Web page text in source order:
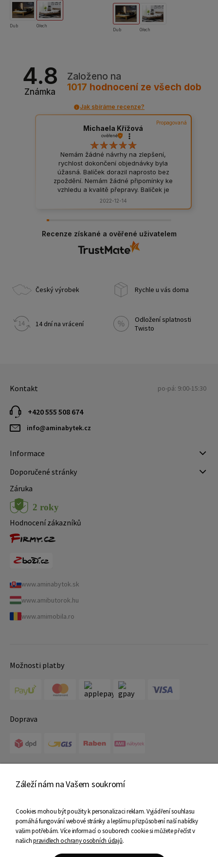
Dub Ořech
Dub Ořech
4.8
Známka
Založeno na
1017 hodnocení ze všech dob
Jak sbíráme recenze?
Propagovaná
Michaela Křížová
ověřené
Nemám žádné návrhy na zlepšení,
rychlost dokončení objednávky byla
úžasná. Balíček dorazil naprosto bez
zpoždění. Nemám žádné připomínky ke
vzhledu a kvalitě přepravy. Balíček je
bezvadně zabalený, odpovídá to jeho
obsahu. Všem známým jen doporučím.
2022-12-14
Recenze získané a ověřené uživatelem
Český výrobek Rychle u vás doma
14 dní na vrácení
Odložení splatnosti
Twisto
Kontakt po-pá: 9:00-15:30
+420 555 508 674
info@aminabytek.cz
Informace
Doporučené stránky
Záruka
Hodnocení zákazníků
www.aminabytok.sk
www.amibutorok.hu
www.amimobila.ro
Možnosti platby
Doprava
Copyright © 2025 Ami Nábytek - Všechna práva vyhrazena
Záleží nám na Vašem soukromí
Cookies mohou být použity k personalizaci reklam. Vyjádření souhlasu
pomáhá fungování webové stránky a lepšímu přizpůsobení naší nabídky
vašim potřebám. Více informací o souborech cookie si můžete přečíst v
našichpravidlech ochrany osobních údajů.